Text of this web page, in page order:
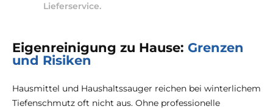
Lieferservice.
Eigenreinigung zu Hause: Grenzen
und Risiken
Hausmittel und Haushaltssauger reichen bei winterlichem
Tiefenschmutz oft nicht aus. Ohne professionelle